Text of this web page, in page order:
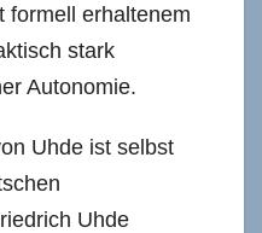
formell erhaltenem
stark
Autonomie.
Uhde ist selbst
Uhde